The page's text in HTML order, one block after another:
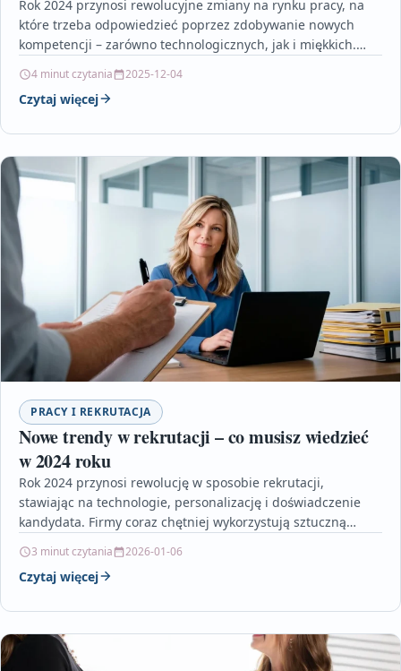
Rok 2024 przynosi rewolucyjne zmiany na rynku pracy, na
które trzeba odpowiedzieć poprzez zdobywanie nowych
kompetencji – zarówno technologicznych, jak i miękkich.
4 minut czytania 2025-12-04
Czytaj więcej
PRACY I REKRUTACJA
Nowe trendy w rekrutacji – co musisz wiedzieć
w 2024 roku
Rok 2024 przynosi rewolucję w sposobie rekrutacji,
stawiając na technologie, personalizację i doświadczenie
kandydata. Firmy coraz chętniej wykorzystują sztuczną
3 minut czytania 2026-01-06
Czytaj więcej